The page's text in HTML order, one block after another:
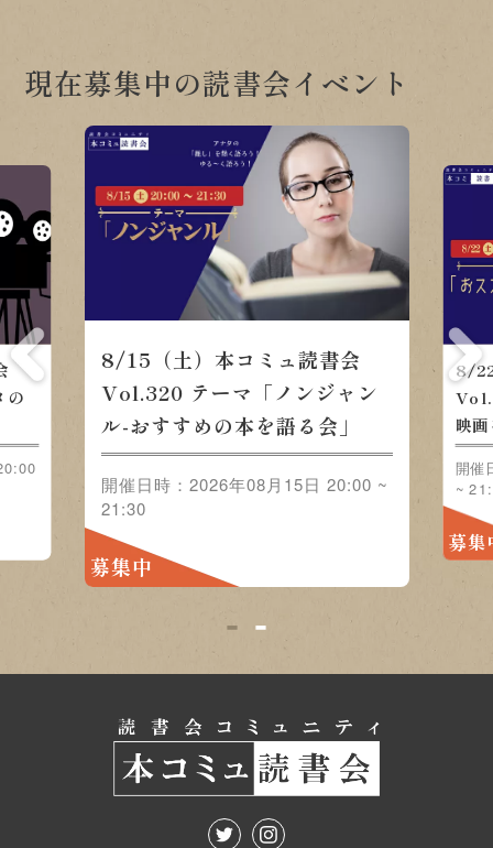
現在募集中の読書会イベント
の
8/15（土）本コミュ読書会
Vol.320 テーマ「ノンジャン
ル-おすすめの本を語る会」
開催日時：2026年08月15日 20:00 ~
21:30
募集中
8/
映
開催
~
募集
1 2